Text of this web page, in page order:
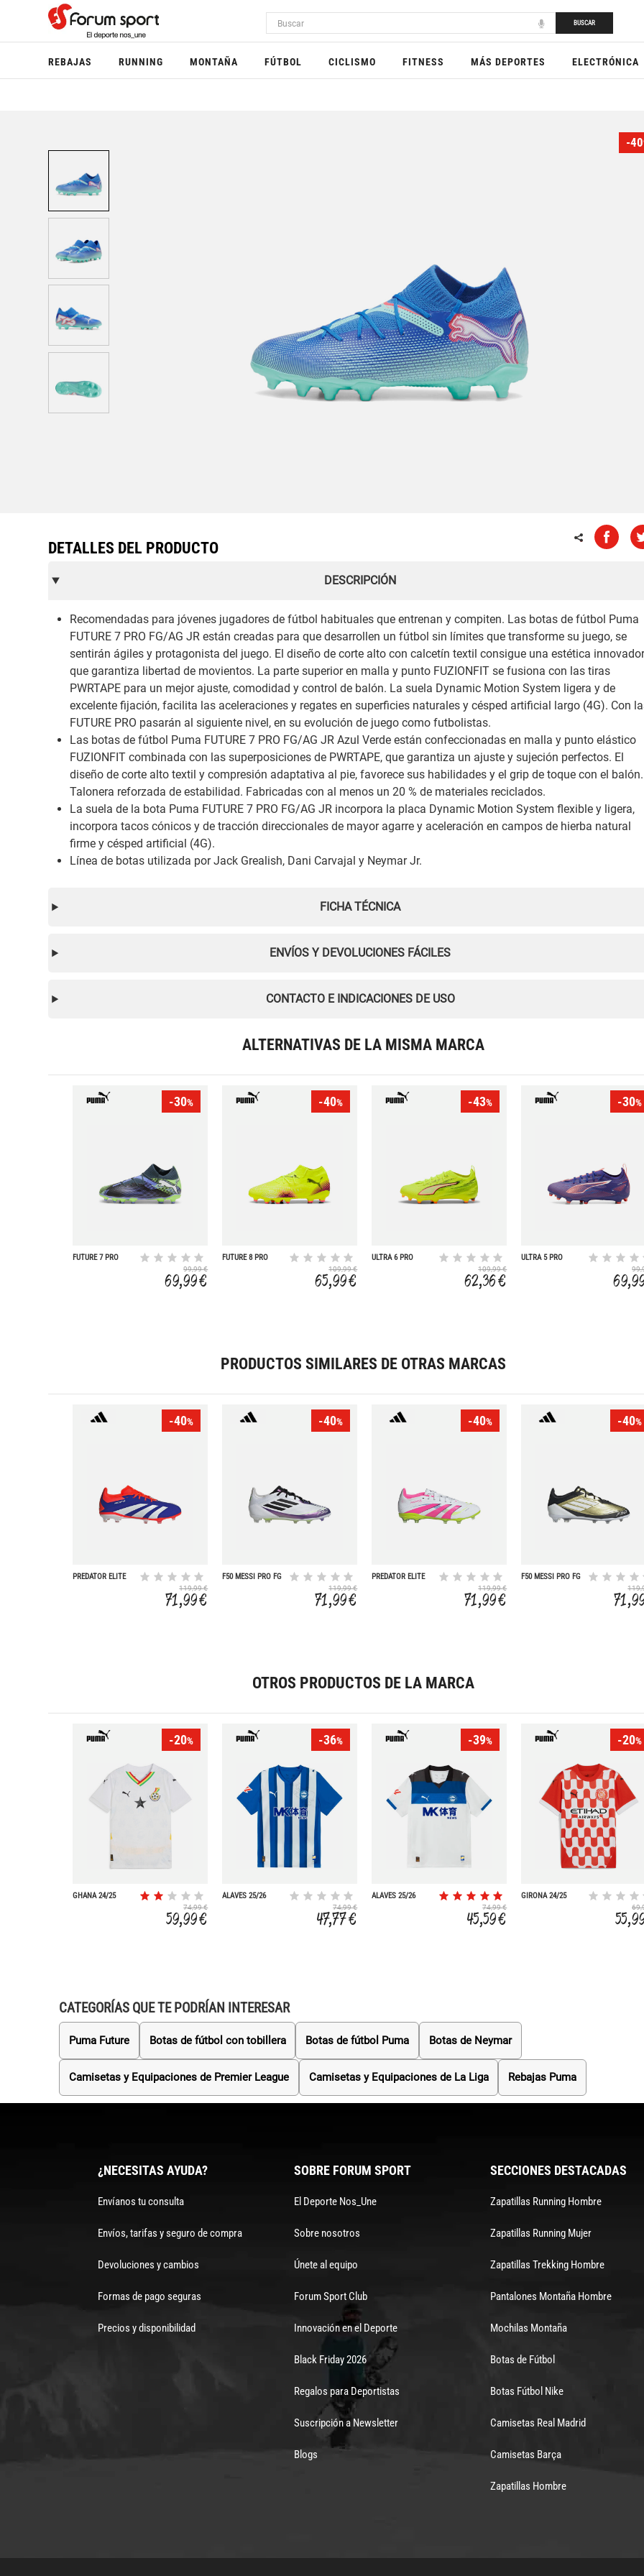
BUSCAR
REBAJAS RUNNING MONTAÑA FÚTBOL CICLISMO FITNESS MÁS DEPORTES ELECTRÓNICA
-40
DETALLES DEL PRODUCTO
DESCRIPCIÓN
Recomendadas para jóvenes jugadores de fútbol habituales que entrenan y compiten. Las botas de fútbol Puma
FUTURE 7 PRO FG/AG JR están creadas para que desarrollen un fútbol sin límites que transforme su juego, se
sentirán ágiles y protagonista del juego. El diseño de corte alto con calcetín textil consigue una estética
que garantiza libertad de movientos. La parte superior en malla y punto FUZIONFIT se fusiona con las tiras
PWRTAPE para un mejor ajuste, comodidad y control de balón. La suela Dynamic Motion System ligera y de
excelente fijación, facilita las aceleraciones y regates en superficies naturales y césped artificial largo (4G). Con
FUTURE PRO pasarán al siguiente nivel, en su evolución de juego como futbolistas.
Las botas de fútbol Puma FUTURE 7 PRO FG/AG JR Azul Verde están confeccionadas en malla y punto elástico
FUZIONFIT combinada con las superposiciones de PWRTAPE, que garantiza un ajuste y sujeción perfectos. El
diseño de corte alto textil y compresión adaptativa al pie, favorece sus habilidades y el grip de toque con el balón.
Talonera reforzada de estabilidad. Fabricadas con al menos un 20 % de materiales reciclados.
La suela de la bota Puma FUTURE 7 PRO FG/AG JR incorpora la placa Dynamic Motion System flexible y ligera,
incorpora tacos cónicos y de tracción direccionales de mayor agarre y aceleración en campos de hierba natural
firme y césped artificial (4G).
Línea de botas utilizada por Jack Grealish, Dani Carvajal y Neymar Jr.
FICHA TÉCNICA
ENVÍOS Y DEVOLUCIONES FÁCILES
CONTACTO E INDICACIONES DE USO
ALTERNATIVAS DE LA MISMA MARCA
-30%
FUTURE 7 PRO
99,99 €
69,99 €
-40%
FUTURE 8 PRO
109,99 €
65,99 €
-43%
ULTRA 6 PRO
109,99 €
62,36 €
-30%
ULTRA 5 PRO
PRODUCTOS SIMILARES DE OTRAS MARCAS
-40%
PREDATOR ELITE
119,99 €
71,99 €
-40%
F50 MESSI PRO FG
119,99 €
71,99 €
-40%
PREDATOR ELITE
119,99 €
71,99 €
-40%
F50 MESSI PRO FG
OTROS PRODUCTOS DE LA MARCA
-20%
GHANA 24/25
74,99 €
59,99 €
-36%
ALAVES 25/26
74,99 €
47,77 €
-39%
ALAVES 25/26
74,99 €
45,59 €
-20%
GIRONA 24/25
CATEGORÍAS QUE TE PODRÍAN INTERESAR
Puma Future Botas de fútbol con tobillera Botas de fútbol Puma Botas de Neymar
Camisetas y Equipaciones de Premier League Camisetas y Equipaciones de La Liga Rebajas Puma
¿NECESITAS AYUDA?
Envíanos tu consulta
Envíos, tarifas y seguro de compra
Devoluciones y cambios
Formas de pago seguras
Precios y disponibilidad
SOBRE FORUM SPORT
El Deporte Nos_Une
Sobre nosotros
Únete al equipo
Forum Sport Club
Innovación en el Deporte
Black Friday 2026
Regalos para Deportistas
Suscripción a Newsletter
Blogs
SECCIONES DESTACADAS
Zapatillas Running Hombre
Zapatillas Running Mujer
Zapatillas Trekking Hombre
Pantalones Montaña Hombre
Mochilas Montaña
Botas de Fútbol
Botas Fútbol Nike
Camisetas Real Madrid
Camisetas Barça
Zapatillas Hombre